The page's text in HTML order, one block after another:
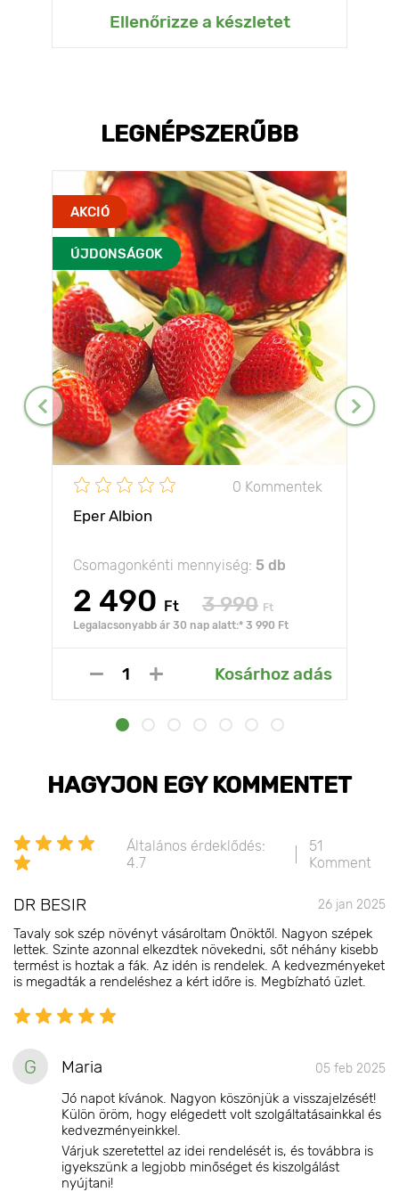
Ellenőrizze a készletet
LEGNÉPSZERŰBB
AKCIÓ
ÚJDONSÁGOK
0 Kommentek
Eper Albion
Csomagonkénti mennyiség: 5 db
2 490 Ft 3 990 Ft
Legalacsonyabb ár 30 nap alatt:* 3 990 Ft
Kosárhoz adás
HAGYJON EGY KOMMENTET
Általános érdeklődés:
4.7
51
Komment
DR BESIR 26 jan 2025
Tavaly sok szép növényt vásároltam Önöktől. Nagyon szépek
lettek. Szinte azonnal elkezdtek növekedni, sőt néhány kisebb
termést is hoztak a fák. Az idén is rendelek. A kedvezményeket
is megadták a rendeléshez a kért időre is. Megbízható üzlet.
G Maria 05 feb 2025
Jó napot kívánok. Nagyon köszönjük a visszajelzését!
Külön öröm, hogy elégedett volt szolgáltatásainkkal és
kedvezményeinkkel.
Várjuk szeretettel az idei rendelését is, és továbbra is
igyekszünk a legjobb minőséget és kiszolgálást
nyújtani!